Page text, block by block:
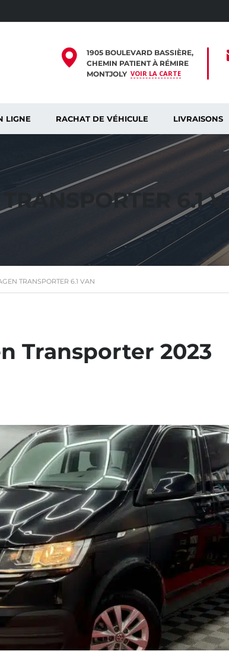
1905 BOULEVARD BASSIÈRE,
CHEMIN PATIENT À RÉMIRE
MONTJOLY VOIR LA CARTE
LIGNE RACHAT DE VÉHICULE LIVRAISONS
6.1
TRANSPORTER 6.1 VAN
Transporter 2023